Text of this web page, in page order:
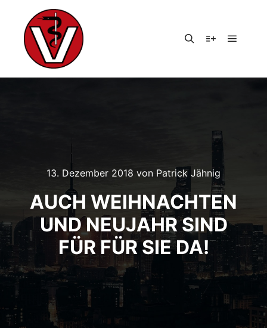
13. Dezember 2018 von Patrick Jähnig
AUCH WEIHNACHTEN
UND NEUJAHR SIND
FÜR FÜR SIE DA!